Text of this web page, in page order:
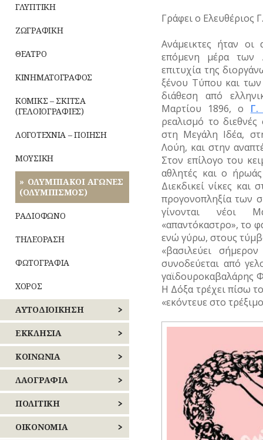
ΝΑΟΙ-ΜΟΝΕΣ
ΝΕΚΡΟΤΑΦΕΙΑ
ΠΕΡΙΧΩΡΑ
ΠΛΗΘΥΣΜΟΣ
ΠΟΤΑΜΟΙ
(ΟΛΥΜΠΙΣΜΟΣ)
ΦΩΤΟΓΡΑΦΙΑ
Ζώα
Μύθοι
Παροιμίες
Αινίγματα
ΔΡΟΜΟΙ
ΕΚΠΑΙΔΕΥΣΗ
ΕΞΟΧΕΣ-
ΧΩΡΟΙ
ΜΝΗΜΕΙΑ
ΜΟΥΣΕΙΑ
ΝΑΟΙ-
ΠΕΡΙΧΩΡΑ
ΠΛΑΤΕΙΕΣ
ΠΛΗΘΥΣΜΟΣ
ΠΟΛΕΟΔΟΜΙΑ
ΠΟΤΑΜΟΙ
ΠΡΑΣΙΝΟ-
ΚΗΠΟΙ
ΓΛΥΠΤΙΚΗ
ΖΩΓΡΑΦΙΚΗ
ΘΕΑΤΡΟ
ΚΙΝΗΜΑΤΟΓΡΑΦΟΣ
ΚΟΜΙΚΣ – ΣΚΙΤΣΑ
(ΓΕΛΟΙΟΓΡΑΦΙΕΣ)
ΛΟΓΟΤΕΧΝΙΑ – ΠΟΙΗΣΗ
ΜΟΥΣΙΚΗ
ΟΛΥΜΠΙΑΚΟΙ ΑΓΩΝΕΣ
(ΟΛΥΜΠΙΣΜΟΣ)
ΡΑΔΙΟΦΩΝΟ
ΤΗΛΕΟΡΑΣΗ
ΦΩΤΟΓΡΑΦΙΑ
ΧΟΡΟΣ
ΑΥΤΟΔΙΟΙΚΗΣΗ
ΚΕΝΤΡΙΚΟΣ
ΤΟΜΕΑΣ
ΑΘΗΝΩΝ
ΝΟΤΙΟΣ
ΤΟΜΕΑΣ
ΑΘΗΝΩΝ
ΑΝΑΤΟΛΙΚΗΣ
ΑΤΤΙΚΗΣ
ΕΚΚΛΗΣΙΑ
ΝΑΟΙ
–
ΜΟΝΕΣ
ΕΝΟΡΙΕΣ
ΕΟΡΤΕΣ
ΚΟΙΝΩΝΙΑ
ΑΝΘΡΩΠΙΝΕΣ
ΙΣΤΟΡΙΕΣ
ΑΣΤΥΝΟΜΙΑ
ΚΑΘΗΜΕΡΙΝΗ
ΛΑΟΓΡΑΦΙΑ
ΛΑΙΚΗ
ΔΗΜΙΟΥΡΓΙΑ
Οίκος
ΠΝΕΥΜΑΤΙΚΟΣ
ΠΟΛΙΤΙΚΗ
ΕΚΛΟΓΕΣ
ΟΙΚΟΝΟΜΙΑ
Γράφει ο Ελευθέριος
Ανάμεικτες ήταν οι
επόμενη μέρα των
επιτυχία της
ξένου Tύπου και
διάθεση από
Μαρτίου 1896, ο Γ.
ρεαλισμό το
στη Μεγάλη Ιδέα,
Λούη, και στην
Στον επίλογο του
αθλητές και ο
Διεκδικεί νίκες και
προγονοπληξία των
γίνονται νέοι
«απαντόκαστρο», το
ενώ γύρω, στους
«βασιλεύει
συνοδεύεται από
γαϊδουροκαβαλάρης
Η Δόξα τρέχει πίσω
«εκόντευε στο